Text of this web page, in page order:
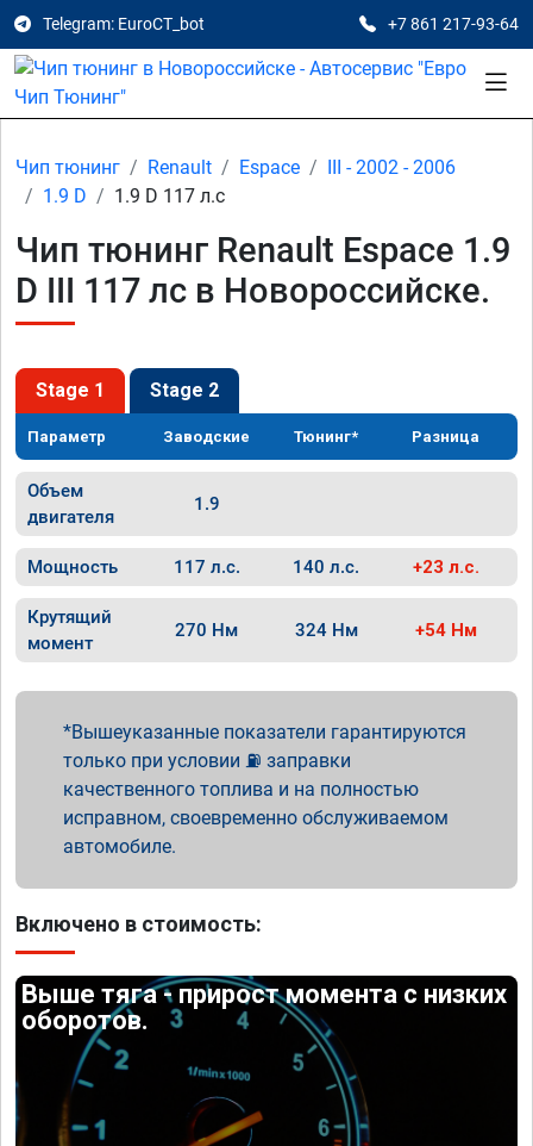
Telegram: EuroCT_bot +7 861 217-93-64
Чип тюнинг Renault Espace
III - 2002 - 2006
1.9 D
1.9 D 117 л.с
Чип тюнинг Renault Espace 1.9
D III 117 лс в Новороссийске.
Stage 1 Stage 2
Параметр Заводские Тюнинг* Разница
Объем
двигателя
1.9
Мощность 117 л.с. 140 л.с. +23 л.с.
Крутящий
момент
270 Нм 324 Нм +54 Нм
Вышеуказанные показатели гарантируются
только при условии ⛽ заправки
качественного топлива и на полностью
исправном, своевременно обслуживаемом
автомобиле.
Включено в стоимость:
Выше тяга - прирост момента с низких
оборотов.